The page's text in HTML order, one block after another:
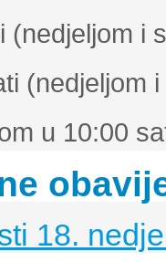
(nedjeljom i
(nedjeljom
u 10:00
18.